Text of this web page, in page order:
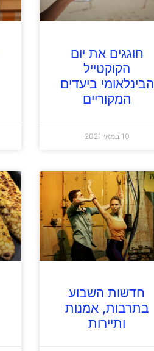
חוגגים את יום
הקוקטייל
הבינלאומי ביעדים
המקוריים
10 במאי 2021
חדשות השבוע
בתרבות, אמנות
ותיירות